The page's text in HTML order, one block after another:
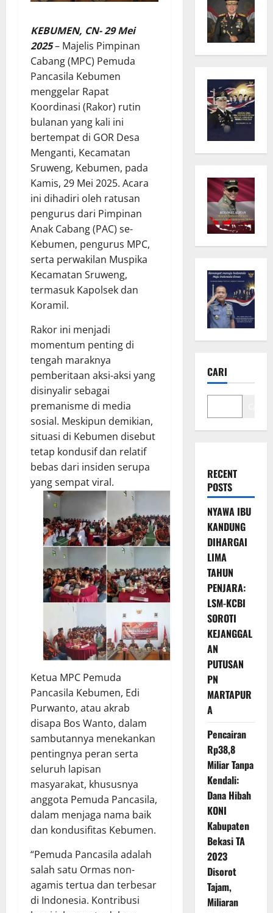
KEBUMEN, CN- 29 Mei
2025– Majelis Pimpinan
Cabang (MPC) Pemuda
Pancasila Kebumen
menggelar Rapat
Koordinasi (Rakor) rutin
bulanan yang kali ini
bertempat di GOR Desa
Menganti, Kecamatan
Sruweng, Kebumen, pada
Kamis, 29 Mei 2025. Acara
ini dihadiri oleh ratusan
pengurus dari Pimpinan
Anak Cabang (PAC) se-
Kebumen, pengurus MPC,
serta perwakilan Muspika
Kecamatan Sruweng,
termasuk Kapolsek dan
Koramil.
Rakor ini menjadi
momentum penting di
tengah maraknya
pemberitaan aksi-aksi yang
disinyalir sebagai
premanisme di media
sosial. Meskipun demikian,
situasi di Kebumen disebut
tetap kondusif dan relatif
bebas dari insiden serupa
yang sempat viral.
Ketua MPC Pemuda
Pancasila Kebumen, Edi
Purwanto, atau akrab
disapa Bos Wanto, dalam
sambutannya menekankan
pentingnya peran serta
seluruh lapisan
masyarakat, khususnya
anggota Pemuda Pancasila,
dalam menjaga nama baik
dan kondusifitas Kebumen.
“Pemuda Pancasila adalah
salah satu Ormas non-
agamis tertua dan terbesar
di Indonesia. Kontribusi
CARI
RECENT
POSTS
NYAWA IBU
KANDUNG
DIHARGAI
LIMA
TAHUN
PENJARA:
LSM-KCBI
SOROTI
KEJANGGAL
AN
PUTUSAN
PN
MARTAPUR
A
Pencairan
Rp38,8
Miliar Tanpa
Kendali:
Dana Hibah
KONI
Kabupaten
Bekasi TA
2023
Disorot
Tajam,
Miliaran